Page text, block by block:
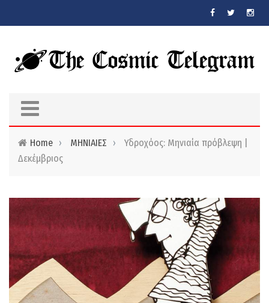
Home › ΜΗΝΙΑΙΕΣ ›
Υδροχόος: Μηνιαία πρόβλεψη |
Δεκέμβριος